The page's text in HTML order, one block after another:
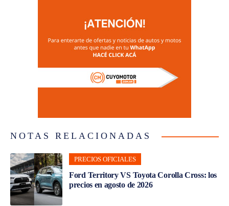
NOTAS RELACIONADAS
PRECIOS OFICIALES
Ford Territory VS Toyota Corolla Cross: los
precios en agosto de 2026